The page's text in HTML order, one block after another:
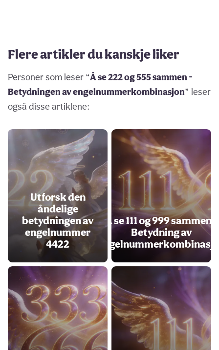
Flere artikler du kanskje liker
Personer som leser “Å se 222 og 555 sammen -
Betydningen av engelnummerkombinasjon” leser
også disse artiklene:
Utforsk den
åndelige
betydningen av
engelnummer
4422
Å se 111 og 999 sammen -
Betydning av